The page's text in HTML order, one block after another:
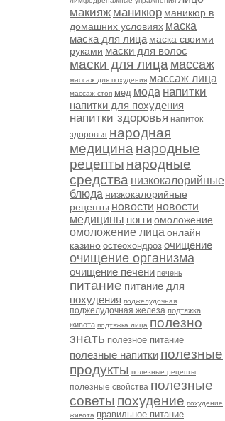
макияж маникюр маникюр в
домашних условиях маска
маска для лица маска своими
руками маски для волос
маски для лица массаж
массаж для похудения массаж лица
массаж стоп мед мода напитки
напитки для похудения
напитки здоровья напиток
здоровья народная
медицина народные
рецепты народные
средства низкокалорийные
блюда низкокалорийные
рецепты новости новости
медицины ногтиомоложение
омоложение лица онлайн
казино остеохондроз очищение
очищение организма
очищение печени печень
питание питание для
похудения поджелудочная
поджелудочная железа подтяжка
живота подтяжка лица полезно
знать полезное питание
полезные напитки полезные
продукты полезные рецепты
полезные свойства полезные
советы похудение похудение
живота правильное питание